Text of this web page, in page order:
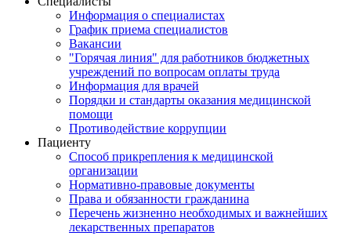
Информация о специалистах
График приема специалистов
Вакансии
"Горячая линия" для работников бюджетных
учреждений по вопросам оплаты труда
Информация для врачей
Порядки и стандарты оказания медицинской
помощи
Противодействие коррупции
Пациенту
Способ прикрепления к медицинской
организации
Нормативно-правовые документы
Права и обязанности гражданина
Перечень жизненно необходимых и важнейших
лекарственных препаратов